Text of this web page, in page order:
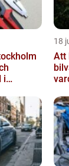
i
18
Att